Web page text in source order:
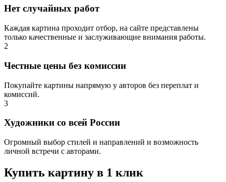
Нет случайных работ
Каждая картина проходит отбор, на сайте представлены
только качественные и заслуживающие внимания работы.
2
Честные цены без комиссии
Покупайте картины напрямую у авторов без переплат и
комиссий.
3
Художники со всей России
Огромный выбор стилей и направлений и возможность
личной встречи с авторами.
Купить картину в 1 клик